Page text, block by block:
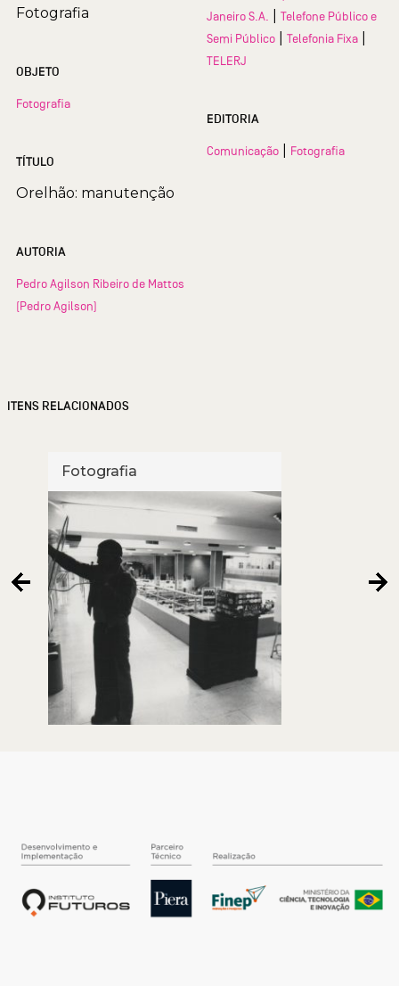
Fotografia
OBJETO
Fotografia
TÍTULO
Orelhão: manutenção
AUTORIA
Pedro Agilson Ribeiro de Mattos
(Pedro Agilson)
Janeiro S.A.
Telefone Público e
Semi Público
Telefonia Fixa
TELERJ
EDITORIA
Comunicação Fotografia
ITENS RELACIONADOS
Fotografia